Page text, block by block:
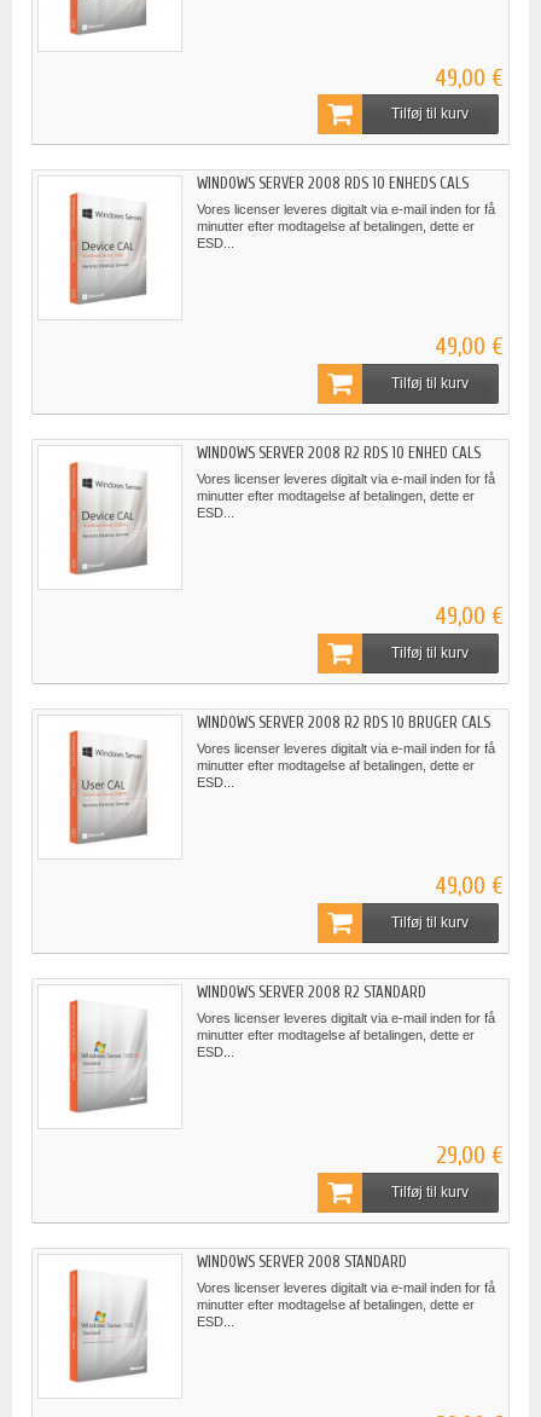
49,00 €
Tilføj til kurv
WINDOWS SERVER 2008 RDS 10 ENHEDS CALS
Vores licenser leveres digitalt via e-mail inden for få
minutter efter modtagelse af betalingen, dette er
ESD...
49,00 €
Tilføj til kurv
WINDOWS SERVER 2008 R2 RDS 10 ENHED CALS
Vores licenser leveres digitalt via e-mail inden for få
minutter efter modtagelse af betalingen, dette er
ESD...
49,00 €
Tilføj til kurv
WINDOWS SERVER 2008 R2 RDS 10 BRUGER CALS
Vores licenser leveres digitalt via e-mail inden for få
minutter efter modtagelse af betalingen, dette er
ESD...
49,00 €
Tilføj til kurv
WINDOWS SERVER 2008 R2 STANDARD
Vores licenser leveres digitalt via e-mail inden for få
minutter efter modtagelse af betalingen, dette er
ESD...
29,00 €
Tilføj til kurv
WINDOWS SERVER 2008 STANDARD
Vores licenser leveres digitalt via e-mail inden for få
minutter efter modtagelse af betalingen, dette er
ESD...